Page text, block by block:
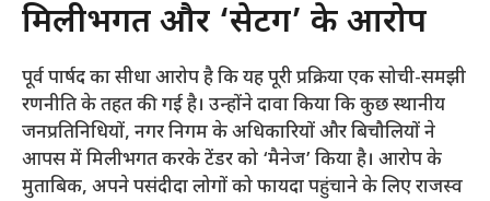
​मिलीभगत और ‘सेटिंग’ के आरोप
​पूर्व पार्षद का सीधा आरोप है कि यह पूरी प्रक्रिया एक सोची-समझी
रणनीति के तहत की गई है। उन्होंने दावा किया कि कुछ स्थानीय
जनप्रतिनिधियों, नगर निगम के अधिकारियों और बिचौलियों ने
आपस में मिलीभगत करके टेंडर को ‘मैनेज’ किया है। आरोप के
मुताबिक, अपने पसंदीदा लोगों को फायदा पहुंचाने के लिए राजस्व